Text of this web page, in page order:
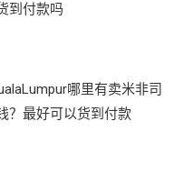
到付款吗
哪里有卖米非司
？最好可以货到付款